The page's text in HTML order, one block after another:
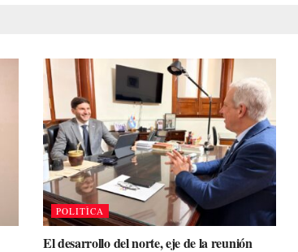
POLITÌCA
El desarrollo del norte, eje de la reunión